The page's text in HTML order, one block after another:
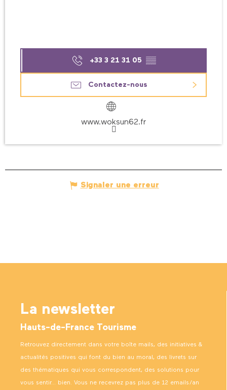
+33 3 21 31 05 ▒▒
Contactez-nous
www.woksun62.fr
Signaler une erreur
La newsletter
Hauts-de-France Tourisme
Retrouvez directement dans votre boîte mails, des initiatives &
actualités positives qui font du bien au moral, des livrets sur
des thématiques qui vous correspondent, des solutions pour
vous sentir… bien. Vous ne recevrez pas plus de 12 emails/an